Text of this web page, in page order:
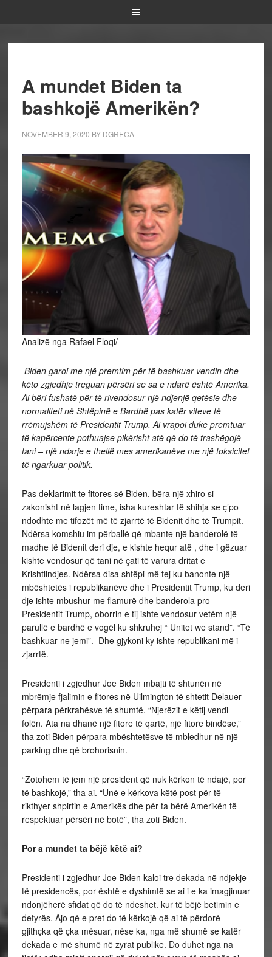
A mundet Biden ta
bashkojë Amerikën?
NOVEMBER 9, 2020 BY DGRECA
Analizë nga Rafael Floqi/
Biden garoi me një premtim për të bashkuar vendin dhe
këto zgjedhje treguan përsëri se sa e ndarë është Amerika.
Ai bëri fushatë për të rivendosur një ndjenjë qetësie dhe
normaliteti në Shtëpinë e Bardhë pas katër viteve të
rrëmujshëm të Presidentit Trump. Ai vrapoi duke premtuar
të kapërcente pothuajse pikërisht atë që do të trashëgojë
tani – një ndarje e thellë mes amerikanëve me një toksicitet
të ngarkuar politik.
Pas deklarimit te fitores së Biden, bëra një xhiro si
zakonisht në lagjen time, isha kureshtar të shihja se ç’po
ndodhte me tifozët më të zjarrtë të Bidenit dhe të Trumpit.
Ndërsa komshiu im përballë që mbante një banderolë të
madhe të Bidenit deri dje, e kishte hequr atë , dhe i gëzuar
kishte vendosur që tani në çati të varura dritat e
Krishtlindjes. Ndërsa disa shtëpi më tej ku banonte një
mbështetës i republikanëve dhe i Presidentit Trump, ku deri
dje ishte mbushur me flamurë dhe banderola pro
Presidentit Trump, oborrin e tij ishte vendosur vetëm një
parullë e bardhë e vogël ku shkruhej “ Unitet we stand”. “Të
bashkuar ne jemi”. Dhe gjykoni ky ishte republikani më i
zjarrtë.
Presidenti i zgjedhur Joe Biden mbajti të shtunën në
mbrëmje fjalimin e fitores në Uilmington të shtetit Delauer
përpara përkrahësve të shumtë. “Njerëzit e këtij vendi
folën. Ata na dhanë një fitore të qartë, një fitore bindëse,”
tha zoti Biden përpara mbështetësve të mbledhur në një
parking dhe që brohorisnin.
“Zotohem të jem një president që nuk kërkon të ndajë, por
të bashkojë,” tha ai. “Unë e kërkova këtë post për të
rikthyer shpirtin e Amerikës dhe për ta bërë Amerikën të
respektuar përsëri në botë”, tha zoti Biden.
Por a mundet ta bëjë këtë ai?
Presidenti i zgjedhur Joe Biden kaloi tre dekada në ndjekje
të presidencës, por është e dyshimtë se ai i e ka imagjinuar
ndonjëherë sfidat që do të ndeshet. kur të bëjë betimin e
detyrës. Ajo që e pret do të kërkojë që ai të përdorë
gjithçka që çka mësuar, nëse ka, nga më shumë se katër
dekada e më shumë në zyrat publike. Do duhet nga na